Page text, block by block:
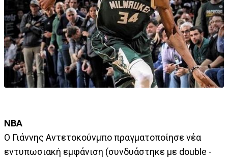
ΝΒΑ
Ο Γιάννης Αντετοκούνμπο πραγματοποίησε νέα
εντυπωσιακή εμφάνιση (συνδυάστηκε με double -